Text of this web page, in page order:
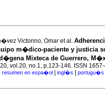
Victorino, Omar et al.
m�dico-paciente y justicia
Mixteca de Guerrero,
vol.20, no.1, p.123-146. ISSN
· resumen en espa�ol ingl�s portugu�s